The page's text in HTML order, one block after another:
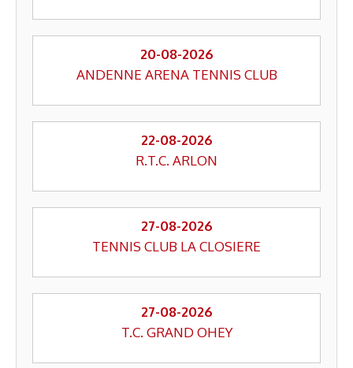
20-08-2026
ANDENNE ARENA TENNIS CLUB
22-08-2026
R.T.C. ARLON
27-08-2026
TENNIS CLUB LA CLOSIERE
27-08-2026
T.C. GRAND OHEY